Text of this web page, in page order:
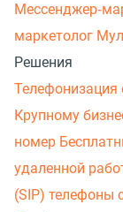
маркетолог
Решения
Телефонизация
Крупному
номер
удаленной
(SIP) телефоны